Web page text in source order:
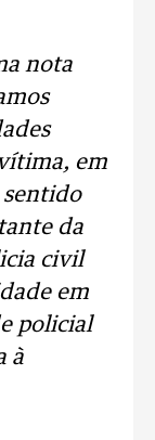
nota
em
sentido
da
civil
em
policial
à